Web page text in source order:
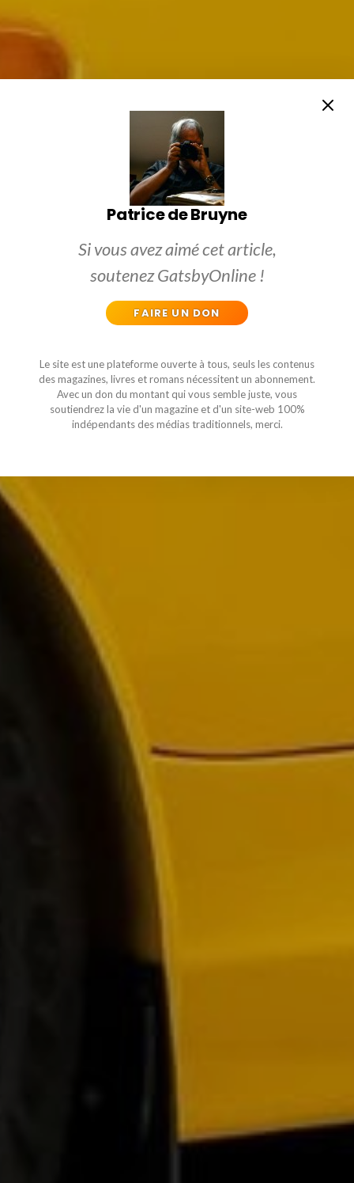
Patrice de Bruyne
Si vous avez aimé cet article,
soutenez GatsbyOnline !
FAIRE UN DON
Le site est une plateforme ouverte à tous, seuls les contenus
des magazines, livres et romans nécessitent un abonnement.
Avec un don du montant qui vous semble juste, vous
soutiendrez la vie d'un magazine et d'un site-web 100%
indépendants des médias traditionnels, merci.